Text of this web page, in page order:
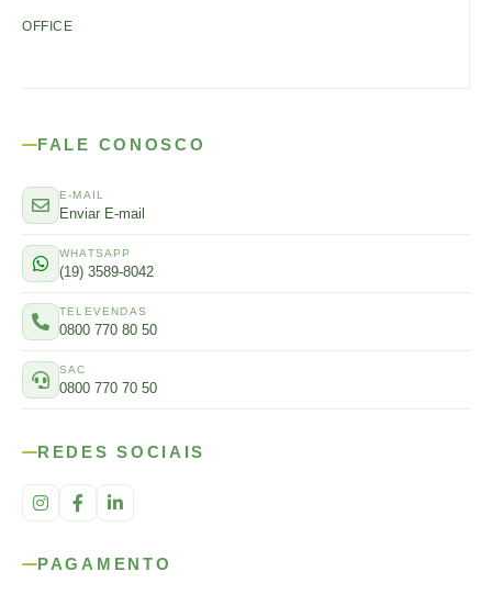
OFFICE
FALE CONOSCO
E-MAIL
Enviar E-mail
WHATSAPP
(19) 3589-8042
TELEVENDAS
0800 770 80 50
SAC
0800 770 70 50
REDES SOCIAIS
PAGAMENTO